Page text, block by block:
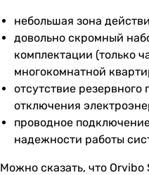
небольшая зона
довольно скромный
комплектации (только
многокомнатной
отсутствие резервного
отключения
проводное
надежности работы
Можно сказать, что Orvibo